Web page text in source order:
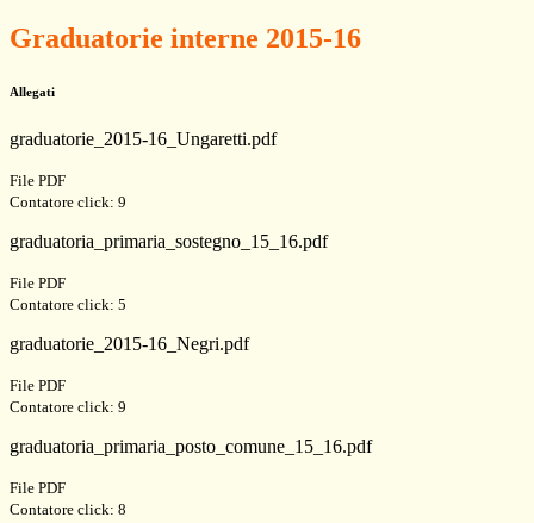
Graduatorie interne 2015-16
Allegati
graduatorie_2015-16_Ungaretti.pdf
File PDF
Contatore click: 9
graduatoria_primaria_sostegno_15_16.pdf
File PDF
Contatore click: 5
graduatorie_2015-16_Negri.pdf
File PDF
Contatore click: 9
graduatoria_primaria_posto_comune_15_16.pdf
File PDF
Contatore click: 8